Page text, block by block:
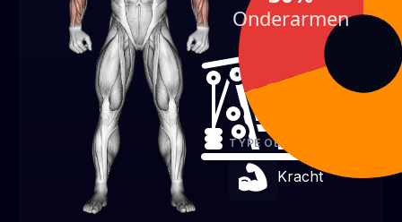
Onderarmen
APPARATUUR
TYPE OEFENING
Kracht
Onderarmen